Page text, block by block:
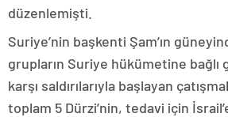
düzenlemişti.
Suriye’nin başkenti Şam’ın
grupların Suriye hükümetine bağlı
karşı saldırılarıyla başlayan
toplam 5 Dürzi’nin, tedavi için